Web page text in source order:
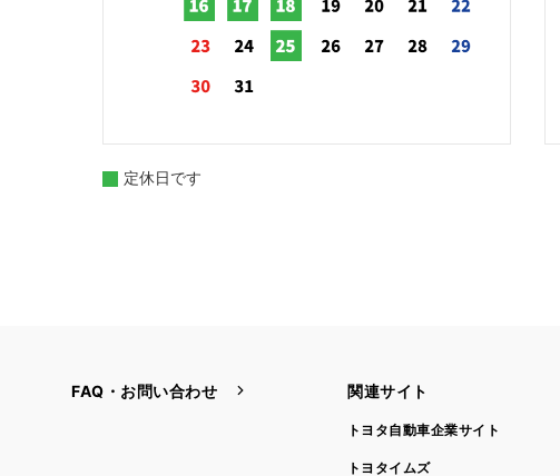
定休日です
FAQ・お問い合わせ 関連サイト
トヨタ自動車企業サイト
トヨタイムズ